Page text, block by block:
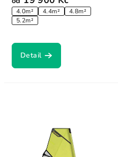
4.0m² 4.4m²
4.8m²
5.2m²
Detail